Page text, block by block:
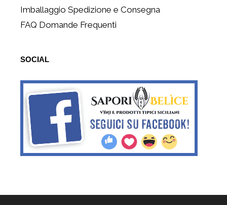
Imballaggio Spedizione e Consegna
FAQ Domande Frequenti
SOCIAL